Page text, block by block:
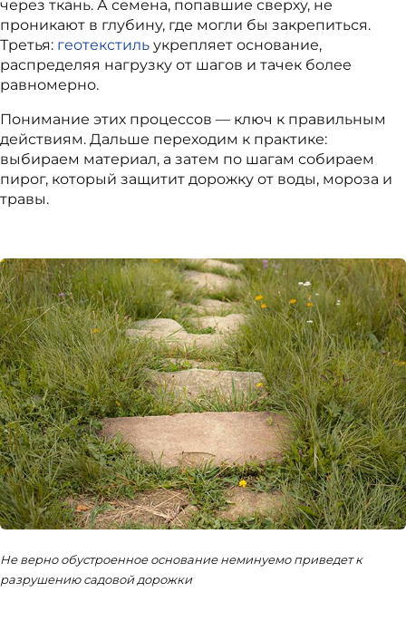
через ткань. А семена, попавшие сверху, не
проникают в глубину, где могли бы закрепиться.
Третья: геотекстиль укрепляет основание,
распределяя нагрузку от шагов и тачек более
равномерно.
Понимание этих процессов — ключ к правильным
действиям. Дальше переходим к практике:
выбираем материал, а затем по шагам собираем
пирог, который защитит дорожку от воды, мороза и
травы.
Не верно обустроенное основание неминуемо приведет к
разрушению садовой дорожки